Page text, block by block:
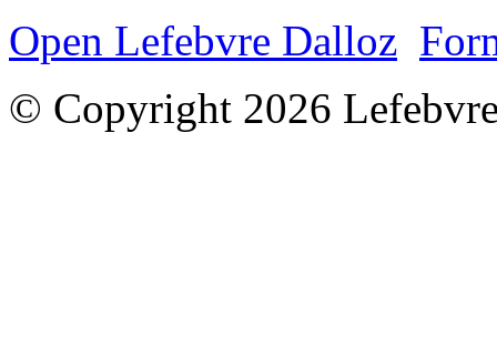
Open Lefebvre Dalloz
© Copyright 2026